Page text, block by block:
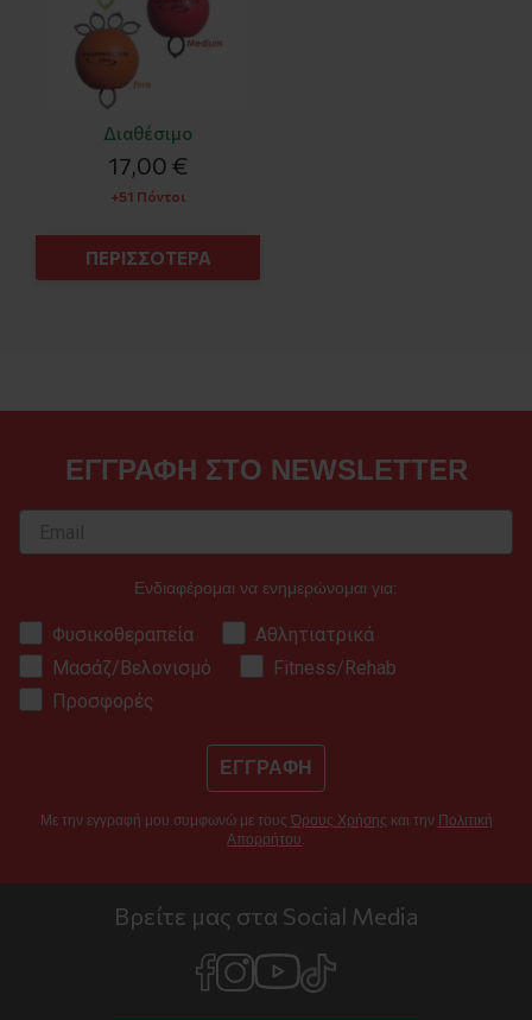
Διαθέσιμο
17,00 €
+51 Πόντοι
ΠΕΡΙΣΣΟΤΕΡΑ
ΕΓΓΡΑΦΗ ΣΤΟ NEWSLETTER
Ενδιαφέρομαι να ενημερώνομαι για:
Φυσικοθεραπεία
Αθλητιατρικά
Μασάζ/Βελονισμό
Fitness/Rehab
Προσφορές
ΕΓΓΡΑΦΗ
Με την εγγραφή μου συμφωνώ με τους Όρους Χρήσης και την Πολιτική
Απορρήτου.
Βρείτε μας στα Social Media